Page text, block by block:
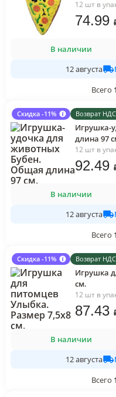
12 шт в
74.99
В наличии
12 августа
Всего 1
Скидка -11% Возврат НДС
Игрушка-
длина 97
12 шт в
92.49
В наличии
12 августа
Всего 1
Скидка -11% Возврат НДС
Игрушка
см.
12 шт в
87.43
В наличии
12 августа
Всего 1